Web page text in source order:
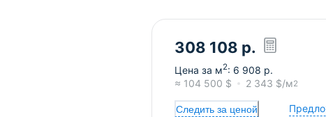
308 108 р.
Цена за м2: 6 908 р.
≈ 104 500 $ 2 343 $/м2
Следить за ценой